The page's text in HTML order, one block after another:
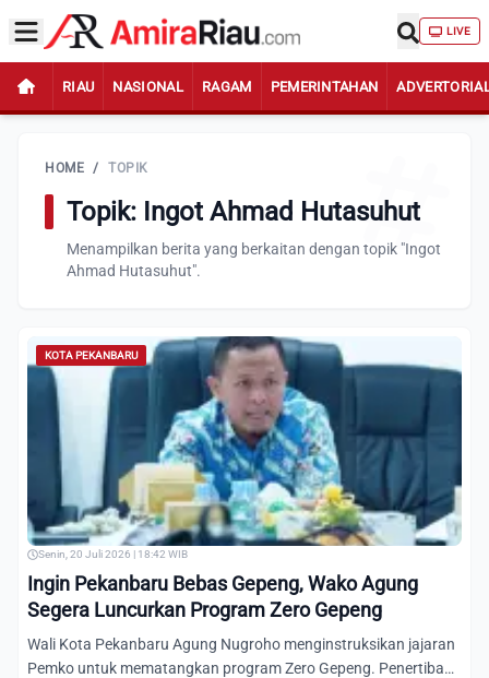
LIVE
RIAU NASIONAL RAGAM PEMERINTAHAN
HOME / TOPIK
Topik: Ingot Ahmad Hutasuhut
Menampilkan berita yang berkaitan dengan topik "Ingot
Ahmad Hutasuhut".
KOTA PEKANBARU
Senin, 20 Juli 2026 | 18:42 WIB
Ingin Pekanbaru Bebas Gepeng, Wako Agung
Segera Luncurkan Program Zero Gepeng
Wali Kota Pekanbaru Agung Nugroho menginstruksikan jajaran
Pemko untuk mematangkan program Zero Gepeng. Penertiban